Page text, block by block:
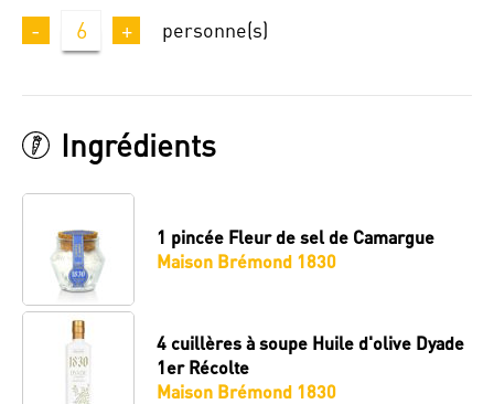
- 6 + personne(s)
Ingrédients
1 pincée Fleur de sel de Camargue
Maison Brémond 1830
4 cuillères à soupe Huile d'olive Dyade
1er Récolte
Maison Brémond 1830